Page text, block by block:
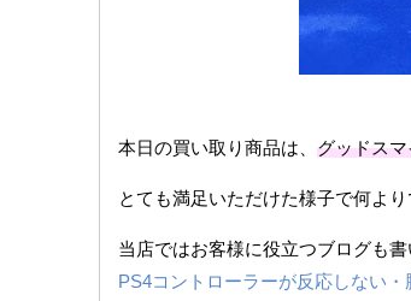
本日の買い取り商品は、 グッドス
とても満足いただけた様子で何より
当店ではお客様に役立つブログも書
PS4コントローラーが反応しない